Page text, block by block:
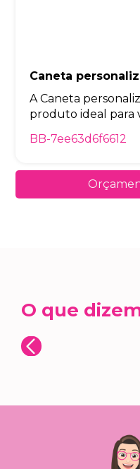
Caneta
A Caneta
produto ideal para
BB-7ee63d6f6612
O que